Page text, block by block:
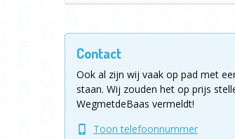
Contact
Ook al zijn wij vaak op pad met
staan. Wij zouden het op prijs
WegmetdeBaas vermeldt!
Toon telefoonnummer